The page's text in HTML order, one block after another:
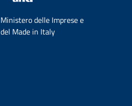
Ministero delle Imprese e
del Made in Italy